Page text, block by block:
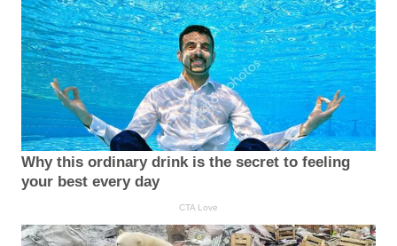
Why this ordinary drink is the secret to feeling
your best every day
CTA Love